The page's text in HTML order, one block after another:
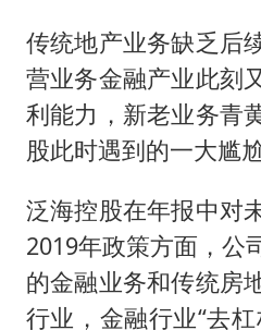
传统地产业务缺乏后
营业务金融产业此刻
利能力，新老业务青
股此时遇到的一大尴尬
泛海控股在年报中对
2019年政策方面，公
的金融业务和传统房
行业，金融行业“去